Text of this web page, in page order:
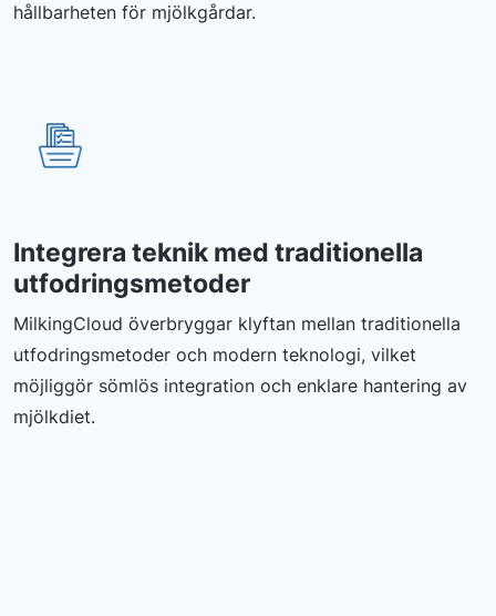
hållbarheten för mjölkgårdar.
Integrera teknik med traditionella
utfodringsmetoder
MilkingCloud överbryggar klyftan mellan traditionella
utfodringsmetoder och modern teknologi, vilket
möjliggör sömlös integration och enklare hantering av
mjölkdiet.